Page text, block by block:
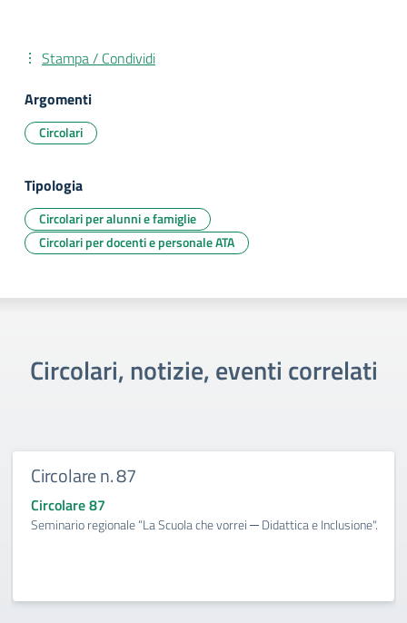
Stampa / Condividi
Argomenti
Circolari
Tipologia
Circolari per alunni e famiglie
Circolari per docenti e personale ATA
Circolari, notizie, eventi correlati
Circolare n. 87
Circolare 87
Seminario regionale “La Scuola che vorrei ─ Didattica e Inclusione".